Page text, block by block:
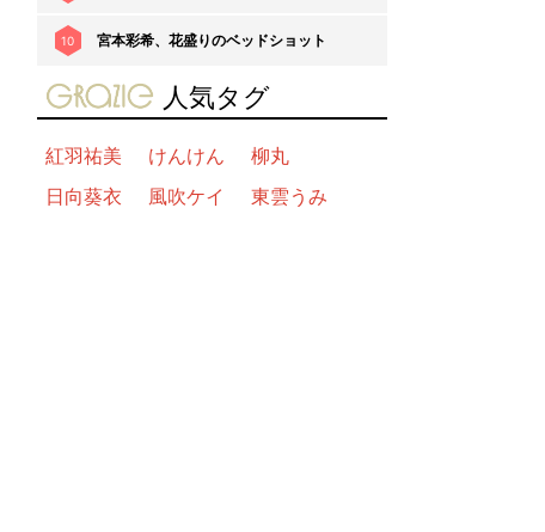
10 宮本彩希、花盛りのベッドショット
gravure-grazie
人気タグ
紅羽祐美 けんけん
柳丸
日向葵衣
風吹ケイ 東雲うみ